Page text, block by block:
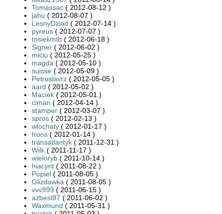
Tomassac ( 2012-08-12 )
jahu ( 2012-08-07 )
LesnyDziad ( 2012-07-14 )
pyreus ( 2012-07-07 )
tosiekmtb ( 2012-06-18 )
Signer ( 2012-06-02 )
miciu ( 2012-05-25 )
magda ( 2012-05-10 )
suisse ( 2012-05-09 )
Petroslavrz ( 2012-05-05 )
aard ( 2012-05-02 )
Maciek ( 2012-05-01 )
ciman ( 2012-04-14 )
stamper ( 2012-03-07 )
spros ( 2012-02-13 )
wlochaty ( 2012-01-17 )
Iroos ( 2012-01-14 )
transatlantyk ( 2011-12-31 )
Wilk ( 2011-11-17 )
wieloryb ( 2011-10-14 )
hiacynt ( 2011-08-22 )
Popiel ( 2011-08-05 )
Glizdawka ( 2011-08-05 )
vvv999 ( 2011-06-15 )
azbest87 ( 2011-06-02 )
Waxmund ( 2011-05-31 )